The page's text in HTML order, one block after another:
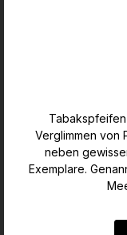
Verglimmen von
neben
Exemplare.